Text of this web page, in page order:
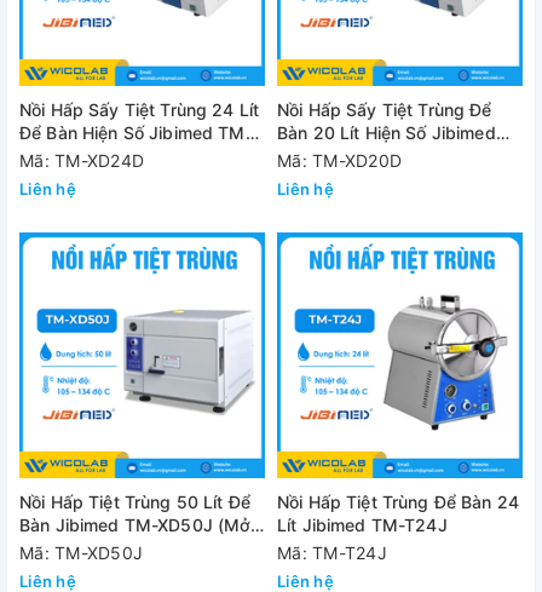
Nồi Hấp Sấy Tiệt Trùng 24 Lít
Để Bàn Hiện Số Jibimed TM-
XD24D
Mã: TM-XD24D
Liên hệ
Nồi Hấp Sấy Tiệt Trùng Để
Bàn 20 Lít Hiện Số Jibimed
TM-XD20D
Mã: TM-XD20D
Liên hệ
Nồi Hấp Tiệt Trùng 50 Lít Để
Bàn Jibimed TM-XD50J (Mở
Cửa Nhanh)
Mã: TM-XD50J
Liên hệ
Nồi Hấp Tiệt Trùng Để Bàn 24
Lít Jibimed TM-T24J
Mã: TM-T24J
Liên hệ